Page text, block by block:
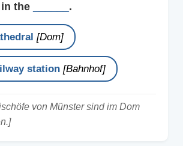
the
.
[Dom]
station [Bahnhof]
von Münster sind im Dom